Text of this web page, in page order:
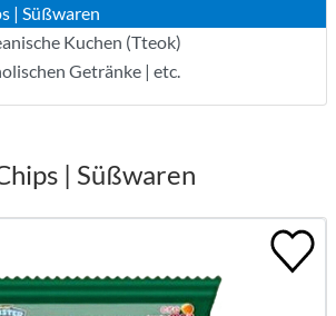
| Süßwaren
Kuchen (Tteok)
Getränke | etc.
| Süßwaren